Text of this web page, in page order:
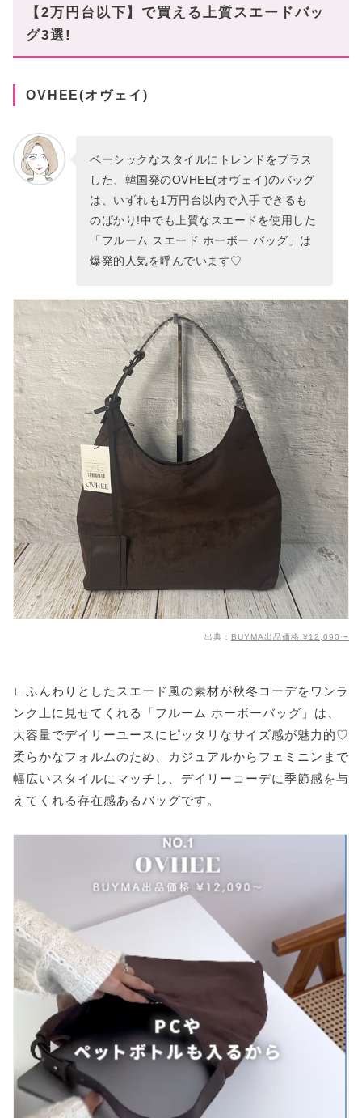
【2万円台以下】で買える上質スエードバッ
グ3選!
OVHEE(オヴェイ)
ベーシックなスタイルにトレンドをプラス
した、韓国発のOVHEE(オヴェイ)のバッグ
は、いずれも1万円台以内で入手できるも
のばかり!中でも上質なスエードを使用した
「フルーム スエード ホーボー バッグ」は
爆発的人気を呼んでいます♡
出典： BUYMA出品価格:¥12,090〜
∟ふんわりとしたスエード風の素材が秋冬コーデをワンラ
ンク上に見せてくれる「フルーム ホーボーバッグ」は、
大容量でデイリーユースにピッタリなサイズ感が魅力的♡
柔らかなフォルムのため、カジュアルからフェミニンまで
幅広いスタイルにマッチし、デイリーコーデに季節感を与
えてくれる存在感あるバッグです。